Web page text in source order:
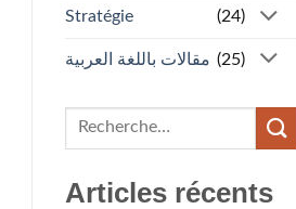
Stratégie (24)
مقالات باللغة العربية (25)
Articles récents